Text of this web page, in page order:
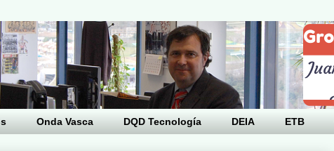
Onda Vasca DQD Tecnología DEIA ETB